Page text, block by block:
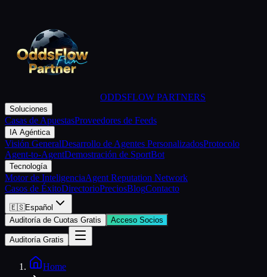
ODDSFLOW PARTNERS
Soluciones
Casas de ApuestasProveedores de Feeds
IA Agéntica
Visión GeneralDesarrollo de Agentes PersonalizadosProtocolo
Agent-to-AgentDemostración de SportBot
Tecnología
Motor de InteligenciaAgent Reputation Network
Casos de ÉxitoDirectorioPreciosBlogContacto
🇪🇸Español
Auditoría de Cuotas Gratis
Acceso Socios
Auditoría Gratis
Home